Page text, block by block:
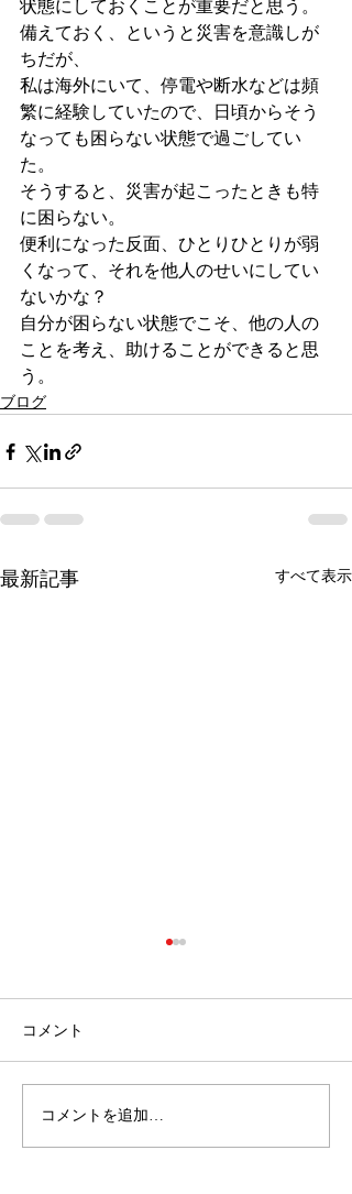
状態にしておくことが重要だと思う。
備えておく、というと災害を意識しが
ちだが、
私は海外にいて、停電や断水などは頻
繁に経験していたので、日頃からそう
なっても困らない状態で過ごしてい
た。
そうすると、災害が起こったときも特
に困らない。
便利になった反面、ひとりひとりが弱
くなって、それを他人のせいにしてい
ないかな？
自分が困らない状態でこそ、他の人の
ことを考え、助けることができると思
う。
ブログ
最新記事 すべて表示
高校生が「もしも市長に
なったら」を熱弁！未来
コメント
コメントを追加…